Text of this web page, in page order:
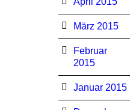
März 2015
Februar
2015
Januar 2015